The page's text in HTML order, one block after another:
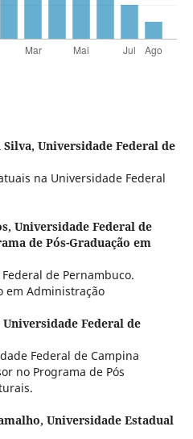
Silva, Universidade Federal de
na Universidade Federal
Universidade Federal de
de Pós-Graduação em
de Pernambuco.
em Administração
Universidade Federal de
Federal de Campina
no Programa de Pós
Universidade Estadual